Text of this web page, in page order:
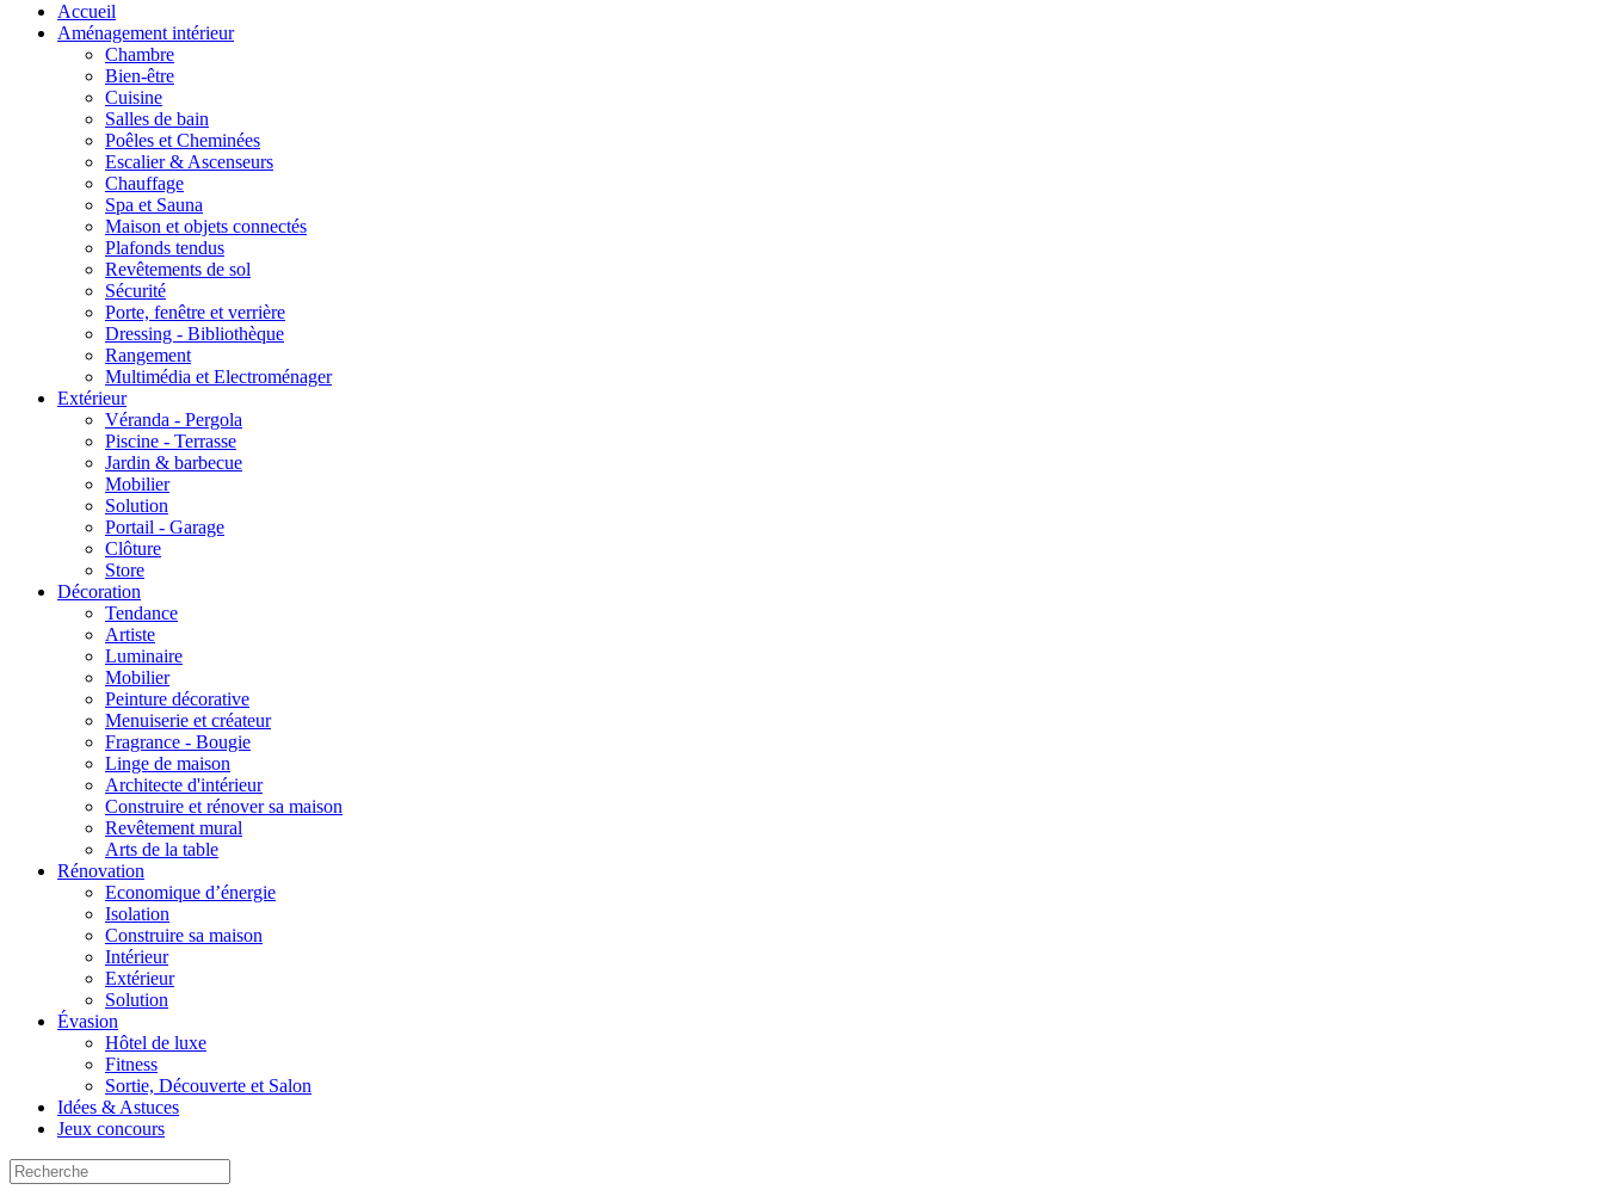
Accueil
Aménagement intérieur
Chambre
Bien-être
Cuisine
Salles de bain
Poêles et Cheminées
Escalier & Ascenseurs
Chauffage
Spa et Sauna
Maison et objets connectés
Plafonds tendus
Revêtements de sol
Sécurité
Porte, fenêtre et verrière
Dressing - Bibliothèque
Rangement
Multimédia et Electroménager
Extérieur
Véranda - Pergola
Piscine - Terrasse
Jardin & barbecue
Mobilier
Solution
Portail - Garage
Clôture
Store
Décoration
Tendance
Artiste
Luminaire
Mobilier
Peinture décorative
Menuiserie et créateur
Fragrance - Bougie
Linge de maison
Architecte d'intérieur
Construire et rénover sa maison
Revêtement mural
Arts de la table
Rénovation
Economique d’énergie
Isolation
Construire sa maison
Intérieur
Extérieur
Solution
Évasion
Hôtel de luxe
Fitness
Sortie, Découverte et Salon
Idées & Astuces
Jeux concours